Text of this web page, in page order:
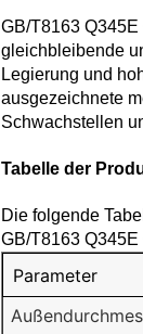
GB/T8163
gleichbleibende
Legierung und
ausgezeichnete
Schwachstellen
Tabelle der
Die folgende
GB/T8163 Q345E
Parameter